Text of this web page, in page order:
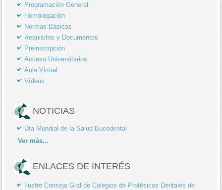
Programación General
Homologación
Normas Básicas
Requisitos y Documentos
Preinscripción
Acceso Universitarios
Aula Virtual
Vídeos
NOTICIAS
Día Mundial de la Salud Bucodental
Ver más...
ENLACES DE INTERÉS
Ilustre Consejo Gral de Colegios de Protésicos Dentales de